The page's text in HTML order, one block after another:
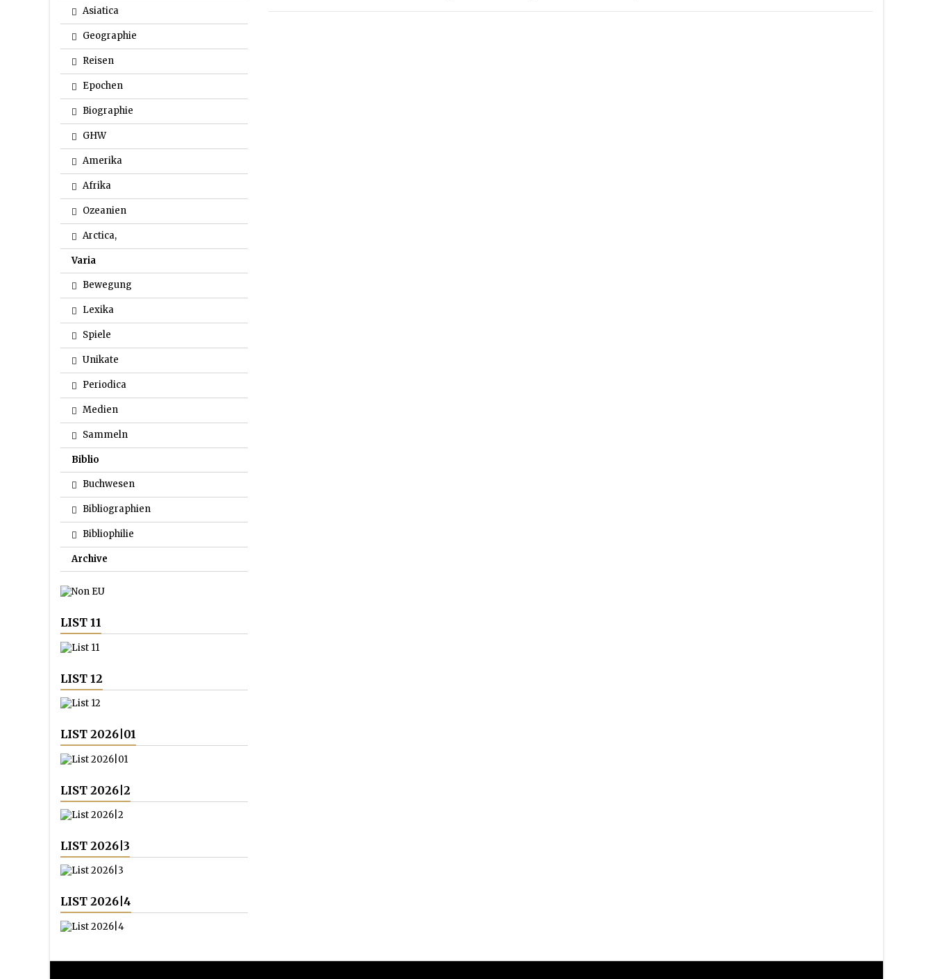
Asiatica
Geographie
Reisen
Epochen
Biographie
GHW
Amerika
Afrika
Ozeanien
Arctica,
Varia
Bewegung
Lexika
Spiele
Unikate
Periodica
Medien
Sammeln
Biblio
Buchwesen
Bibliographien
Bibliophilie
Archive
LIST 11
LIST 12
LIST 2026|01
LIST 2026|2
LIST 2026|3
LIST 2026|4